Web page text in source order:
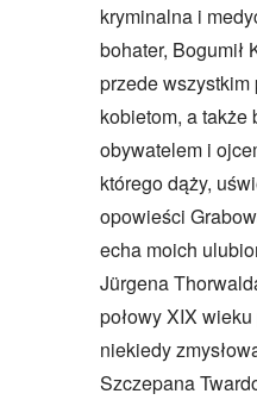
kryminalna i
bohater, Bogumił
przede
kobietom, a także
obywatelem i
którego dąży,
opowieści
echa moich
Jürgena
połowy XIX
niekiedy
Szczepana